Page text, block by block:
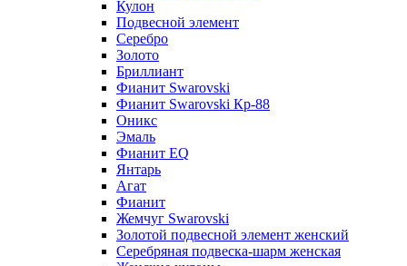
Кулон
Подвесной элемент
Серебро
Золото
Бриллиант
Фианит Swarovski
Фианит Swarovski Кр-88
Оникс
Эмаль
Фианит EQ
Янтарь
Агат
Фианит
Жемчуг Swarovski
Золотой подвесной элемент женcкий
Серебряная подвеска-шарм женская